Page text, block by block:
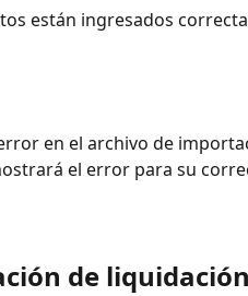
están ingresados
en el archivo de
el error para su
de